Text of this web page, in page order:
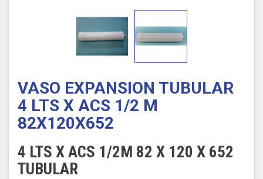
VASO EXPANSION TUBULAR
4 LTS X ACS 1/2 M
82X120X652
4 LTS X ACS 1/2M 82 X 120 X 652
TUBULAR